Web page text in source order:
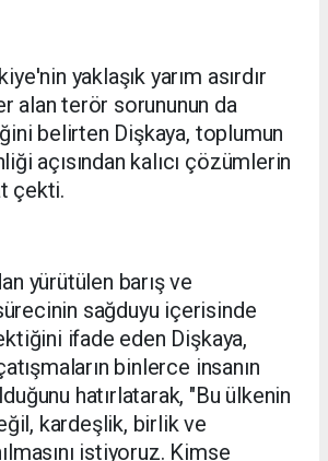
yaklaşık yarım asırdır
alan terör sorununun da
belirten Dişkaya, toplumun
açısından kalıcı çözümlerin
çekti.
yürütülen barış ve
sağduyu içerisinde
ifade eden Dişkaya,
binlerce insanın
hatırlatarak, "Bu ülkenin
kardeşlik, birlik ve
istiyoruz. Kimse